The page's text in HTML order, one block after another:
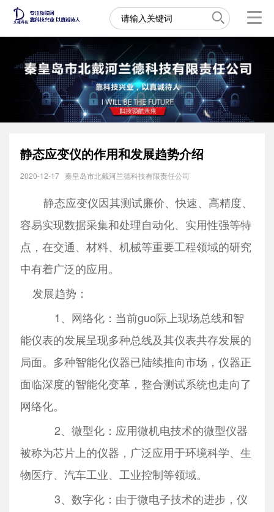
静态应变仪的作用和发展趋势介绍
2020-12-17 秦皇岛市北戴河兰德科技有限责任公司
静态应变仪因其测试廉价、快速、高精度、
容易实现数据采集和处理自动化、实用性强等特
点，在交通、材料、机械等重要工程领域的研究
中有着广泛的应用。
发展趋势：
1、网络化：当前guo际上现场总线和智
能仪表的发展呈现多种总线及其仪表共存发展的
局面。多种智能化仪器已陆续推向市场，仪器正
面临深度的智能化变革，整合测试系统也走向了
网络化。
2、微型化：应用微机电技术的微型仪器
被称为芯片上的仪器，广泛应用于环境科学、生
物医疗、汽车工业、工业控制等领域。
3、数字化：由于微电子技术的进步，仪